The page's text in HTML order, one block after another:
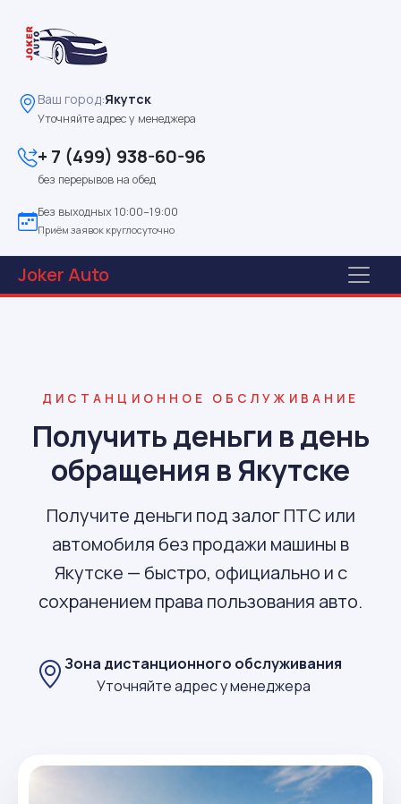
Ваш город:Якутск
Уточняйте адрес у менеджера
+ 7 (499) 938-60-96
без перерывов на обед
Без выходных 10:00–19:00
Приём заявок круглосуточно
JokerAuto
ДИСТАНЦИОННОЕ ОБСЛУЖИВАНИЕ
Получить деньги в день
обращения в Якутске
Получите деньги под залог ПТС или
автомобиля без продажи машины в
Якутске — быстро, официально и с
сохранением права пользования авто.
Зона дистанционного обслуживания
Уточняйте адрес у менеджера